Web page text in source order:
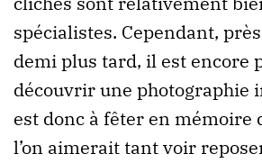
spécialistes. Cependant,
demi plus tard, il est encore
découvrir une photographie
est donc à fêter en mémoire
l’on aimerait tant voir